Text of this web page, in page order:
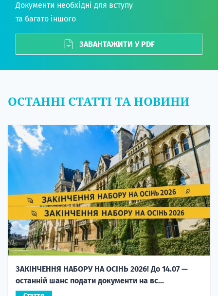
Документи необхідні для вступу
та багато іншого
ЗАВАНТАЖИТИ У PDF
ОСТАННІ СТАТТІ ТА НОВИНИ
ЗАКІНЧЕННЯ НАБОРУ НА ОСІНЬ 2026! До 14.07 —
останній шанс подати документи на вс...